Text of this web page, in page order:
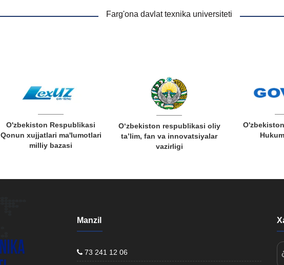
Farg'ona davlat texnika universiteti
O'zbekiston Respublikasi
Qonun xujjatlari ma'lumotlari
milliy bazasi
O‘zbekiston respublikasi oliy
ta’lim, fan va innovatsiyalar
vazirligi
Manzil
73 241 12 06